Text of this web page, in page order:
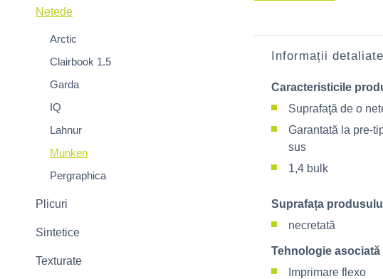
Netede
Arctic
Clairbook 1.5
Garda
IQ
Lahnur
Munken
Pergraphica
Plicuri
Sintetice
Texturate
Informații detaliate
Caracteristicile
Suprafaţă de o
Garantată la pre-
sus
1,4 bulk
Suprafața
necretată
Tehnologie asociată
Imprimare flexo